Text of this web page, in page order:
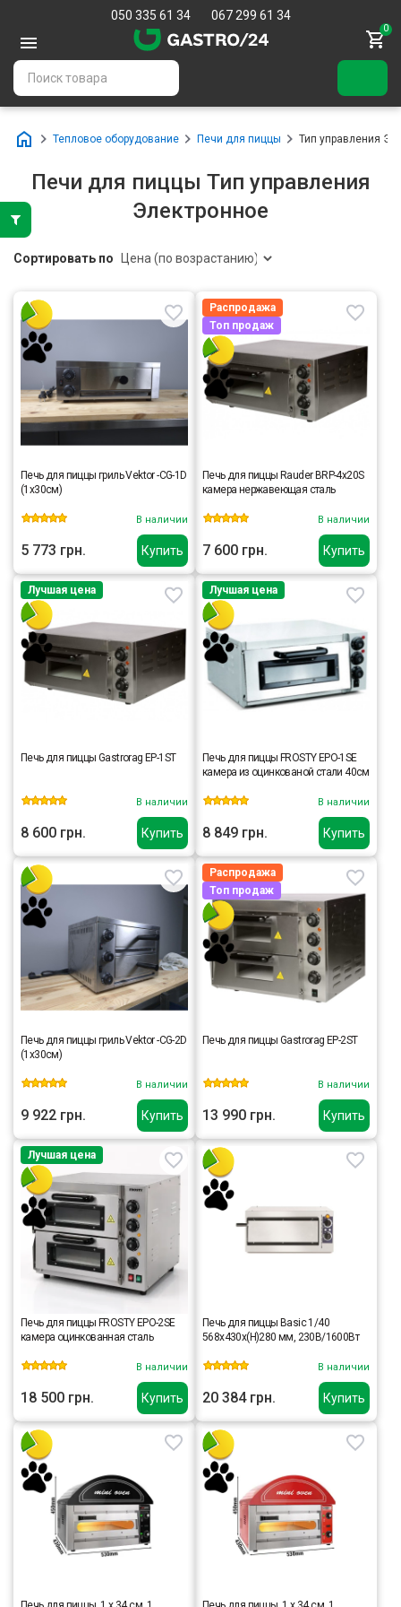
050 335 61 34 067 299 61 34
0
Тепловое оборудование Печи для пиццы Тип управления
Печи для пиццы Тип управления
Электронное
Сортировать по
Купить
Печь для пиццы гриль Vektor -CG-1D
(1х30см)
В наличии
5 773 грн. Купить
Распродажа
Топ продаж
Печь для пиццы Rauder BRP-4x20S
камера нержавеющая сталь
В наличии
7 600 грн.
Купить
Лучшая цена
Печь для пиццы Gastrorag EP-1ST
В наличии
8 600 грн. Купить
Лучшая цена
Печь для пиццы FROSTY EPO-1SE
камера из оцинкованой стали 40см
В наличии
8 849 грн.
Купить
Печь для пиццы гриль Vektor -CG-2D
(1х30см)
В наличии
9 922 грн. Купить
Распродажа
Топ продаж
Печь для пиццы Gastrorag EP-2ST
В наличии
13 990 грн.
Купить
Лучшая цена
Печь для пиццы FROSTY EPO-2SE
камера оцинкованная сталь
В наличии
18 500 грн. Купить
Печь для пиццы Basic 1/40
568x430x(H)280 мм, 230В/1600Вт
В наличии
20 384 грн.